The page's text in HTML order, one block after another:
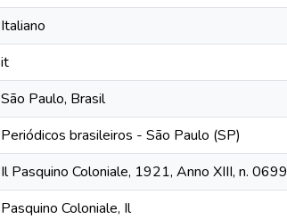
Italiano
it
São Paulo, Brasil
Periódicos brasileiros - São Paulo (SP)
Il Pasquino Coloniale, 1921, Anno XIII, n. 0699
Pasquino Coloniale, Il